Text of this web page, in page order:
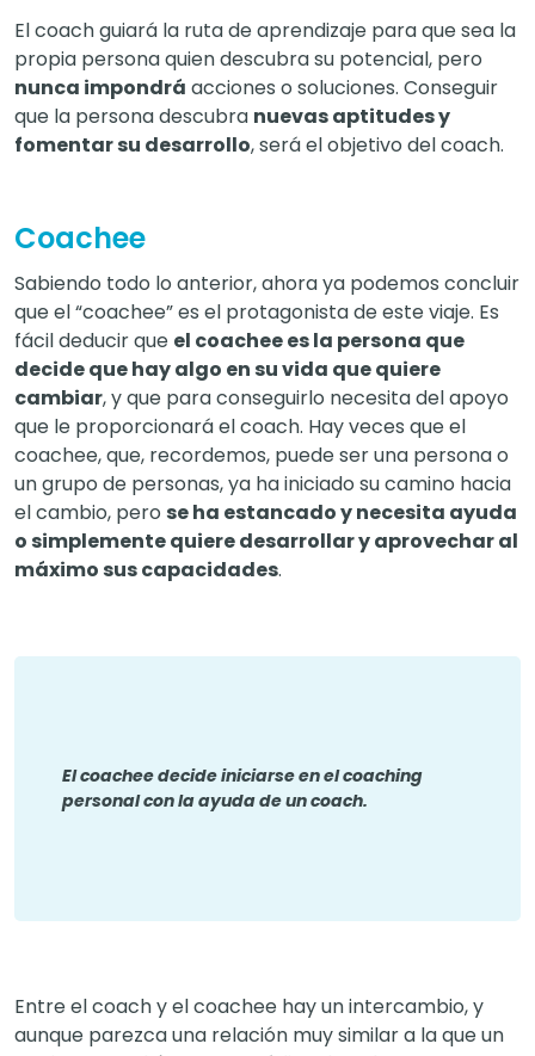
El coach guiará la ruta de aprendizaje para que sea la
propia persona quien descubra su potencial, pero
nunca impondrá acciones o soluciones. Conseguir
que la persona descubra nuevas aptitudes y
fomentar su desarrollo, será el objetivo del coach.
Coachee
Sabiendo todo lo anterior, ahora ya podemos concluir
que el “coachee” es el protagonista de este viaje. Es
fácil deducir que el coachee es la persona que
decide que hay algo en su vida que quiere
cambiar, y que para conseguirlo necesita del apoyo
que le proporcionará el coach. Hay veces que el
coachee, que, recordemos, puede ser una persona o
un grupo de personas, ya ha iniciado su camino hacia
el cambio, pero se ha estancado y necesita ayuda
o simplemente quiere desarrollar y aprovechar al
máximo sus capacidades.
El coachee decide iniciarse en el coaching
personal con la ayuda de un coach.
Entre el coach y el coachee hay un intercambio, y
aunque parezca una relación muy similar a la que un